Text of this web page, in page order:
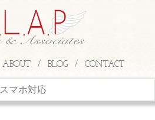
ABOUT BLOG CONTACT
スマホ対応